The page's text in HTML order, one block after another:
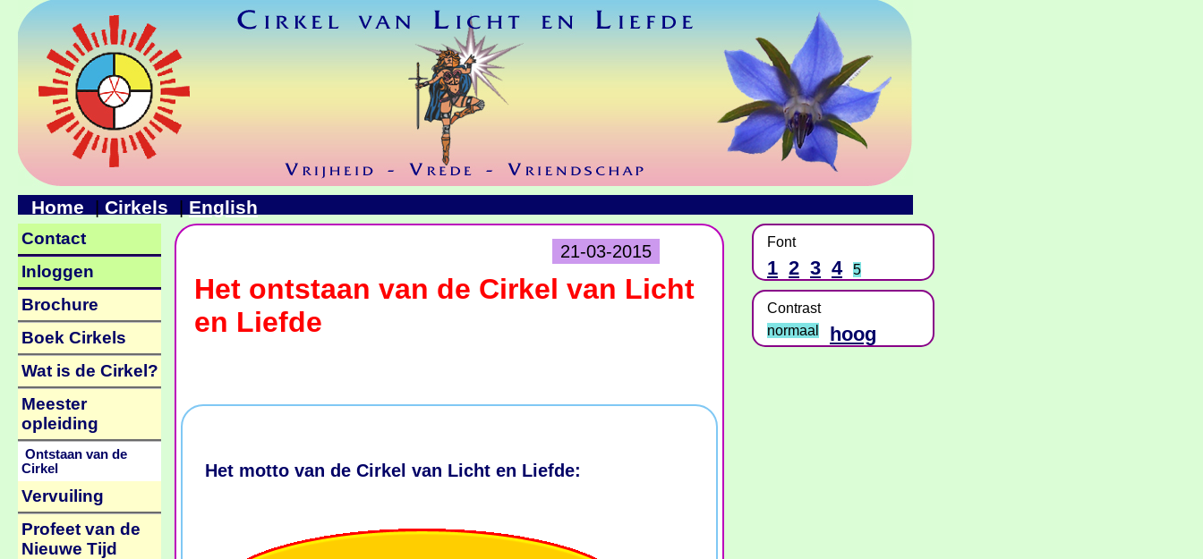
Home Cirkels English
21-03-2015
Het ontstaan van de Cirkel van Licht
en Liefde
Het motto van de Cirkel van Licht en Liefde:
Contact
Inloggen
Brochure
Boek Cirkels
Wat is de Cirkel?
Meester
opleiding
Ontstaan van de
Cirkel
Vervuiling
Profeet van de
Nieuwe Tijd
Font
1 2 3 4 5
Contrast
normaal
hoog